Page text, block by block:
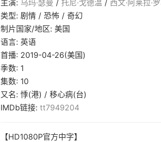
主演: 乌玛·瑟曼 / 托尼·戈德温 / 西文·阿莱拉·
类型: 剧情 / 恐怖 / 奇幻
制片国家/地区: 美国
语言: 英语
首播: 2019-04-26(美国)
季数: 1
集数: 10
又名: 悸(港) / 移心病(台)
IMDb链接: tt7949204
【HD1080P官方中字】